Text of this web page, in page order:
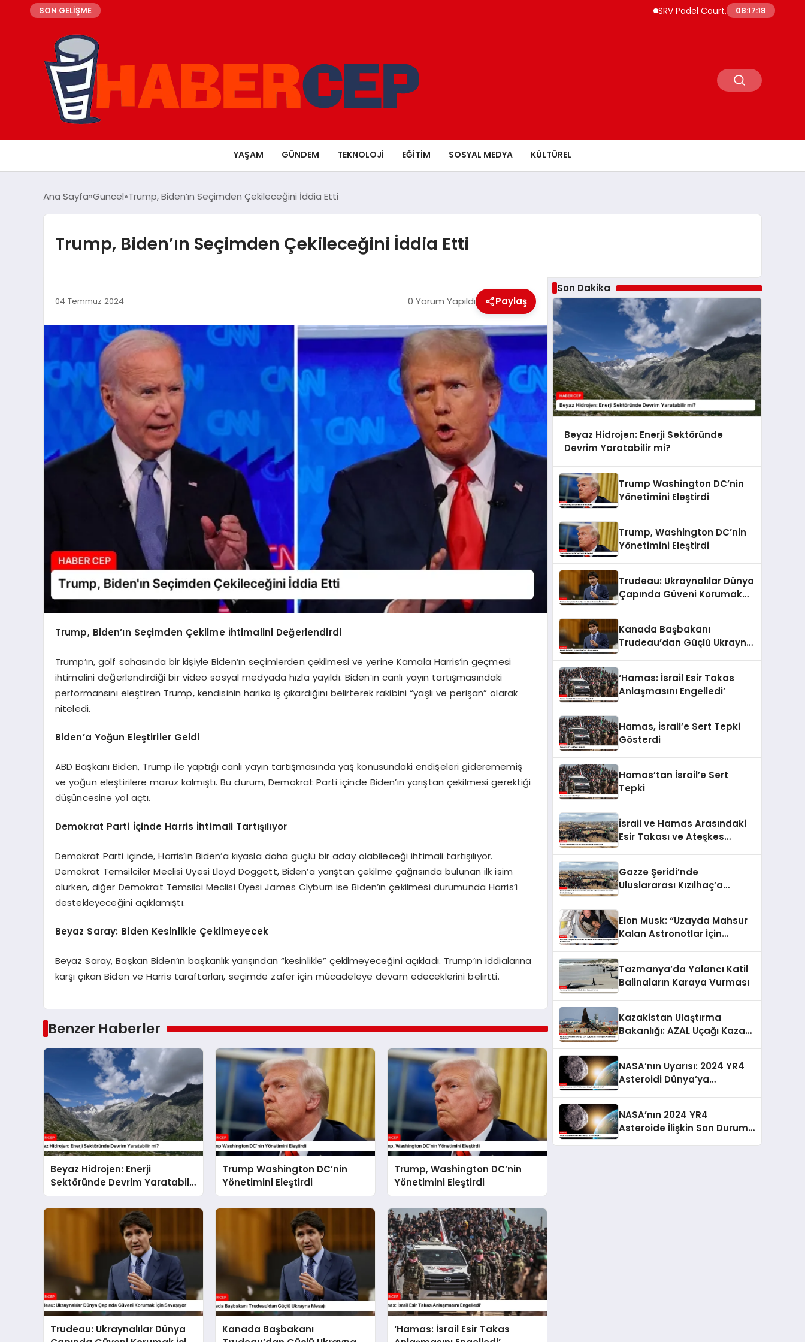
SON GELİŞME SRV Padel Court, 24 Ülkeye İhracat
08:17:19
YAŞAM GÜNDEM TEKNOLOJI EĞITIM SOSYAL MEDYA KÜLTÜREL
Ana Sayfa Guncel Trump, Biden’ın Seçimden Çekileceğini İddia Etti
Trump, Biden’ın Seçimden Çekileceğini İddia Etti
04 Temmuz 2024 0 Yorum Yapıldı Paylaş
Trump, Biden’ın Seçimden Çekilme İhtimalini Değerlendirdi
Trump’ın, golf sahasında bir kişiyle Biden’ın seçimlerden çekilmesi ve yerine Kamala Harris’in geçmesi
ihtimalini değerlendirdiği bir video sosyal medyada hızla yayıldı. Biden’ın canlı yayın tartışmasındaki
performansını eleştiren Trump, kendisinin harika iş çıkardığını belirterek rakibini “yaşlı ve perişan” olarak
niteledi.
Biden’a Yoğun Eleştiriler Geldi
ABD Başkanı Biden, Trump ile yaptığı canlı yayın tartışmasında yaş konusundaki endişeleri giderememiş
ve yoğun eleştirilere maruz kalmıştı. Bu durum, Demokrat Parti içinde Biden’ın yarıştan çekilmesi gerektiği
düşüncesine yol açtı.
Demokrat Parti İçinde Harris İhtimali Tartışılıyor
Demokrat Parti içinde, Harris’in Biden’a kıyasla daha güçlü bir aday olabileceği ihtimali tartışılıyor.
Demokrat Temsilciler Meclisi Üyesi Lloyd Doggett, Biden’a yarıştan çekilme çağrısında bulunan ilk isim
olurken, diğer Demokrat Temsilci Meclisi Üyesi James Clyburn ise Biden’ın çekilmesi durumunda Harris’i
destekleyeceğini açıklamıştı.
Beyaz Saray: Biden Kesinlikle Çekilmeyecek
Beyaz Saray, Başkan Biden’ın başkanlık yarışından “kesinlikle” çekilmeyeceğini açıkladı. Trump’ın iddialarına
karşı çıkan Biden ve Harris taraftarları, seçimde zafer için mücadeleye devam edeceklerini belirtti.
Benzer Haberler
Beyaz Hidrojen: Enerji
Sektöründe Devrim Yaratabilir
mi?
Trump Washington DC’nin
Yönetimini Eleştirdi
Trump, Washington DC’nin
Yönetimini Eleştirdi
Trudeau: Ukraynalılar Dünya
Kanada Başbakanı
‘Hamas: İsrail Esir Takas
Son Dakika
Beyaz Hidrojen: Enerji Sektöründe
Devrim Yaratabilir mi?
Trump Washington DC’nin
Yönetimini Eleştirdi
Trump, Washington DC’nin
Yönetimini Eleştirdi
Trudeau: Ukraynalılar Dünya
Çapında Güveni Korumak
Kanada Başbakanı
Trudeau’dan Güçlü Ukrayna
‘Hamas: İsrail Esir Takas
Anlaşmasını Engelledi’
Hamas, İsrail’e Sert Tepki
Gösterdi
Hamas’tan İsrail’e Sert
Tepki
İsrail ve Hamas Arasındaki
Esir Takası ve Ateşkes
Gazze Şeridi’nde
Uluslararası Kızılhaç’a
Gönderiliyor
Elon Musk: “Uzayda Mahsur
Kalan Astronotlar İçin
Tazmanya’da Yalancı Katil
Balinaların Karaya Vurması
Kazakistan Ulaştırma
Bakanlığı: AZAL Uçağı Kazası
NASA’nın Uyarısı: 2024 YR4
Asteroidi Dünya’ya
NASA’nın 2024 YR4
Asteroide İlişkin Son Durumu